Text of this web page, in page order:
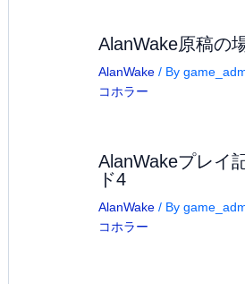
AlanWake原稿の
AlanWake / By
コホラー
AlanWakeプレイ
ド4
AlanWake / By
コホラー